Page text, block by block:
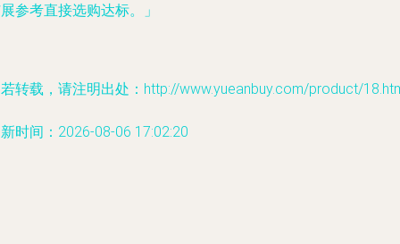
参考直接选购达标。」
转载，请注明出处：http://www.yueanbuy.com/product/
时间：2026-08-06 17:02:20